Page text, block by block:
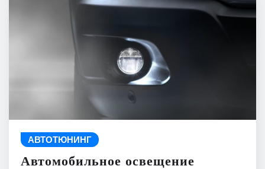
АВТОТЮНИНГ
Автомобильное освещение